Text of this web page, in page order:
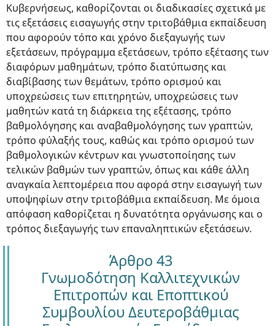
Κυβερνήσεως, καθορίζονται οι διαδικασίες σχετικά με
τις εξετάσεις εισαγωγής στην τριτοβάθμια εκπαίδευση
που αφορούν τόπο και χρόνο διεξαγωγής των
εξετάσεων, πρόγραμμα εξετάσεων, τρόπο εξέτασης των
διαφόρων μαθημάτων, τρόπο διατύπωσης και
διαβίβασης των θεμάτων, τρόπο ορισμού και
υποχρεώσεις των επιτηρητών, υποχρεώσεις των
μαθητών κατά τη διάρκεια της εξέτασης, τρόπο
βαθμολόγησης και αναβαθμολόγησης των γραπτών,
τρόπο φύλαξής τους, καθώς και τρόπο ορισμού των
βαθμολογικών κέντρων και γνωστοποίησης των
τελικών βαθμών των γραπτών, όπως και κάθε άλλη
αναγκαία λεπτομέρεια που αφορά στην εισαγωγή των
υποψηφίων στην τριτοβάθμια εκπαίδευση. Με όμοια
απόφαση καθορίζεται η δυνατότητα οργάνωσης και ο
τρόπος διεξαγωγής των επαναληπτικών εξετάσεων.
Άρθρο 43
Γνωμοδότηση Καλλιτεχνικών
Επιτροπών και Εποπτικού
Συμβουλίου Δευτεροβάθμιας